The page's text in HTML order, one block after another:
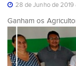
28 de Junho de 2019
Ganham os